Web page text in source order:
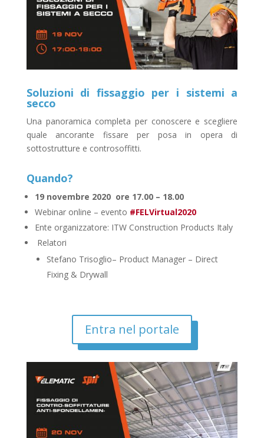
Soluzioni di fissaggio per i sistemi a
secco
Una panoramica completa per conoscere e scegliere
quale ancorante fissare per posa in opera di
sottostrutture e controsoffitti.
Quando?
19 novembre 2020 ore 17.00 – 18.00
Webinar online – evento #FELVirtual2020
Ente organizzatore: ITW Construction Products Italy
Relatori
Stefano Trisoglio– Product Manager – Direct
Fixing & Drywall
Entra nel portale